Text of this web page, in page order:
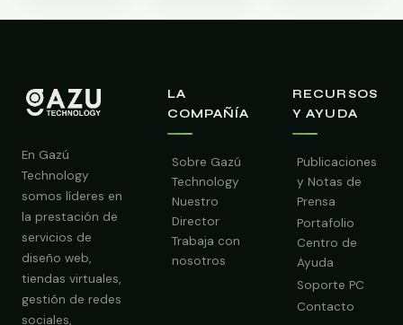
En Gazú
Technology
somos líderes en
la prestación de
servicios de
diseño web,
tiendas virtuales,
gestión de redes
sociales,
LA
COMPAÑÍA
Sobre Gazú
Technology
Nuestro
Director
Trabaja con
nosotros
RECURSOS
Y AYUDA
Publicaciones
y Notas de
Prensa
Portafolio
Centro de
Ayuda
Soporte PC
Contacto